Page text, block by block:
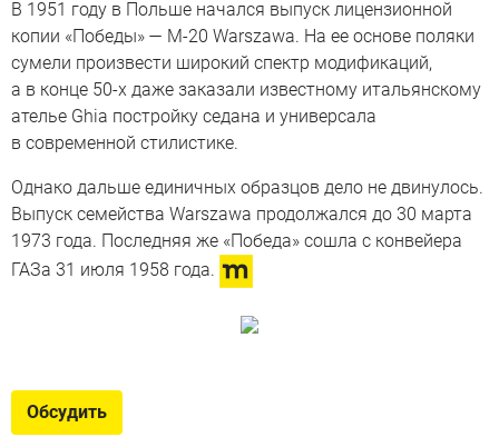
В 1951 году в Польше начался выпуск лицензионной
копии «Победы» — M-20 Warszawa. На ее основе поляки
сумели произвести широкий спектр модификаций,
а в конце 50-х даже заказали известному итальянскому
ателье Ghia постройку седана и универсала
в современной стилистике.
Однако дальше единичных образцов дело не двинулось.
Выпуск семейства Warszawa продолжался до 30 марта
1973 года. Последняя же «Победа» сошла с конвейера
ГАЗа 31 июля 1958 года.
Обсудить